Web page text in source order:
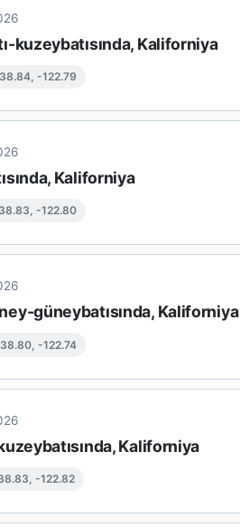
kuzeybatısında, Kaliforniya
38.84, -122.79
Kaliforniya
38.83, -122.80
güneybatısında, Kaliforniya
38.80, -122.74
Kaliforniya
-122.82